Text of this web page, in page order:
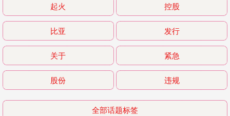
起火 控股
比亚 发行
关于 紧急
股份 违规
全部话题标签